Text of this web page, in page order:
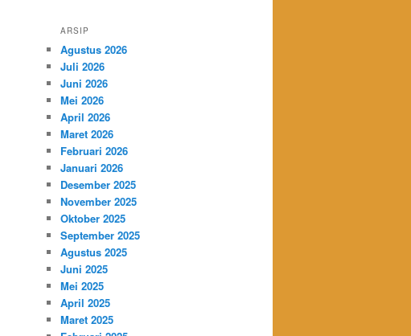
ARSIP
Agustus 2026
Juli 2026
Juni 2026
Mei 2026
April 2026
Maret 2026
Februari 2026
Januari 2026
Desember 2025
November 2025
Oktober 2025
September 2025
Agustus 2025
Juni 2025
Mei 2025
April 2025
Maret 2025